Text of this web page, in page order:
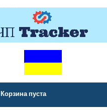
Корзина пуста